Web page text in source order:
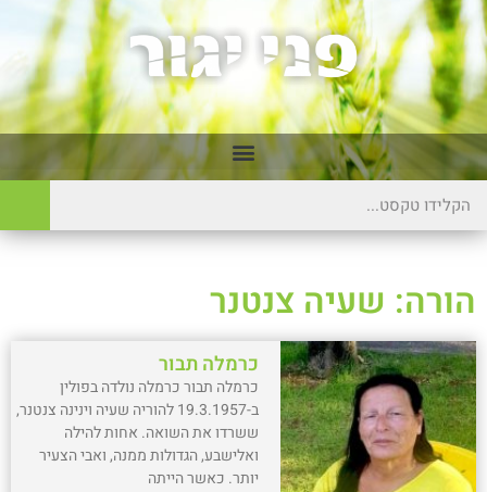
הורה: שעיה צנטנר
כרמלה תבור
כרמלה תבור כרמלה נולדה בפולין
ב-19.3.1957 להוריה שעיה וינינה צנטנר,
ששרדו את השואה. אחות להילה
ואלישבע, הגדולות ממנה, ואבי הצעיר
יותר. כאשר הייתה